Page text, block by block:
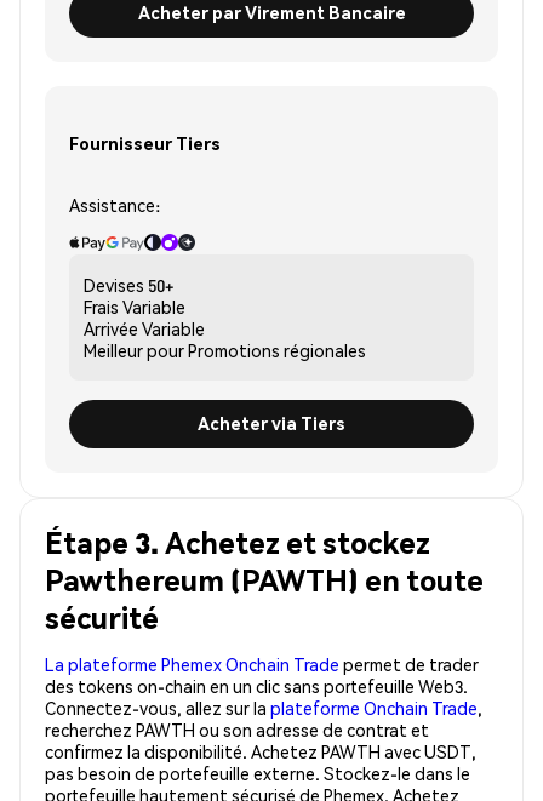
Acheter par Virement Bancaire
Fournisseur Tiers
Assistance:
Devises 50+
Frais Variable
Arrivée Variable
Meilleur pourPromotions régionales
Acheter via Tiers
Étape 3. Achetez et stockez
Pawthereum (PAWTH) en toute
sécurité
La plateforme Phemex Onchain Trade permet de trader
des tokens on-chain en un clic sans portefeuille Web3.
Connectez-vous, allez sur la plateforme Onchain Trade,
recherchez PAWTH ou son adresse de contrat et
confirmez la disponibilité. Achetez PAWTH avec USDT,
pas besoin de portefeuille externe. Stockez-le dans le
portefeuille hautement sécurisé de Phemex. Achetez